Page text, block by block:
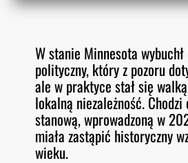
W stanie Minnesota
polityczny, który z pozoru
ale w praktyce stał się
lokalną niezależność.
stanową, wprowadzoną w
miała zastąpić historyczny
wieku.